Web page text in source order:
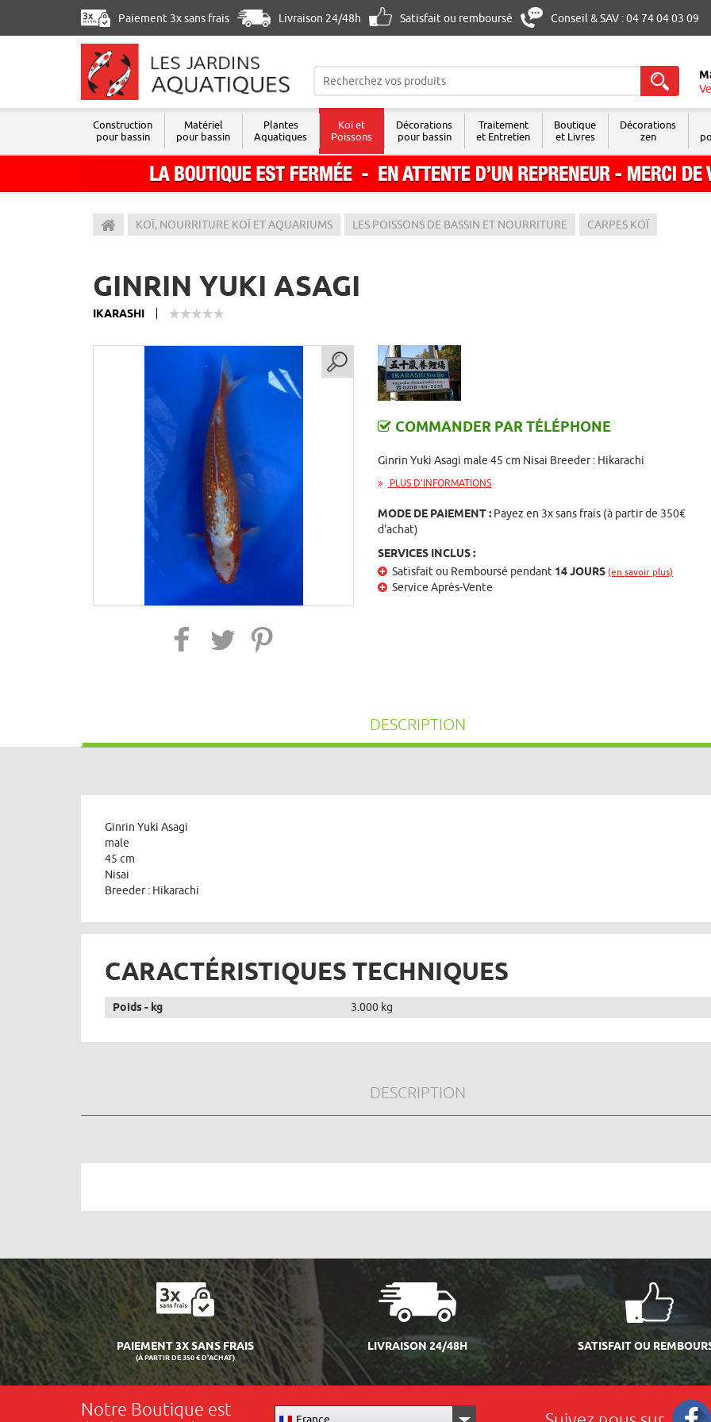
Paiement 3x sans frais Livraison 24/48h Satisfait ou remboursé Conseil & SAV : 04 74 04 03 09
Les Jardins Aquatiques
Construction
pour bassin
Matériel
pour bassin
Plantes
Aquatiques
Koï et
Poissons
Décorations
pour bassin
Traitement
et Entretien
Boutique
et Livres
Décorations
zen
KOÏ, NOURRITURE KOÏ ET AQUARIUMS LES POISSONS DE BASSIN ET NOURRITURE CARPES KOÏ
GINRIN YUKI ASAGI
IKARASHI
COMMANDER PAR TÉLÉPHONE
Ginrin Yuki Asagi male 45 cm Nisai Breeder : Hikarachi
PLUS D'INFORMATIONS
MODE DE PAIEMENT : Payez en 3x sans frais (à partir de 350€
d'achat)
SERVICES INCLUS :
Satisfait ou Remboursé pendant 14 JOURS (en savoir plus)
Service Après-Vente
DESCRIPTION
Ginrin Yuki Asagi
male
45 cm
Nisai
Breeder : Hikarachi
CARACTÉRISTIQUES TECHNIQUES
Poids - kg 3.000 kg
DESCRIPTION
PAIEMENT 3X SANS FRAIS
(À PARTIR DE 350 € D'ACHAT)
LIVRAISON 24/48H SATISFAIT OU
Notre Boutique est